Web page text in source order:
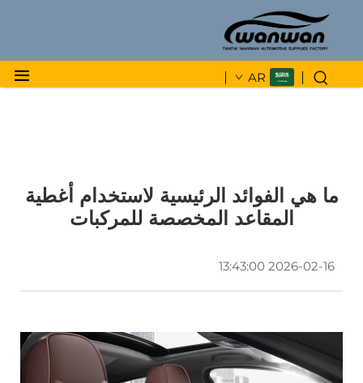
AR
ما هي الفوائد الرئيسية لاستخدام أغطية
المقاعد المخصصة للمركبات
2026-02-16 13:43:00